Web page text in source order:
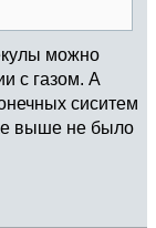
можно
с газом. А
сиситем
выше не было